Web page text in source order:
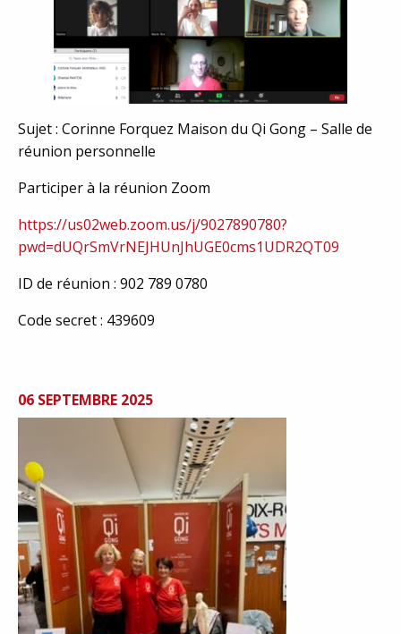
Sujet : Corinne Forquez Maison du Qi Gong – Salle de
réunion personnelle
Participer à la réunion Zoom
https://us02web.zoom.us/j/9027890780?
pwd=dUQrSmVrNEJHUnJhUGE0cms1UDR2QT09
ID de réunion : 902 789 0780
Code secret : 439609
06 SEPTEMBRE 2025